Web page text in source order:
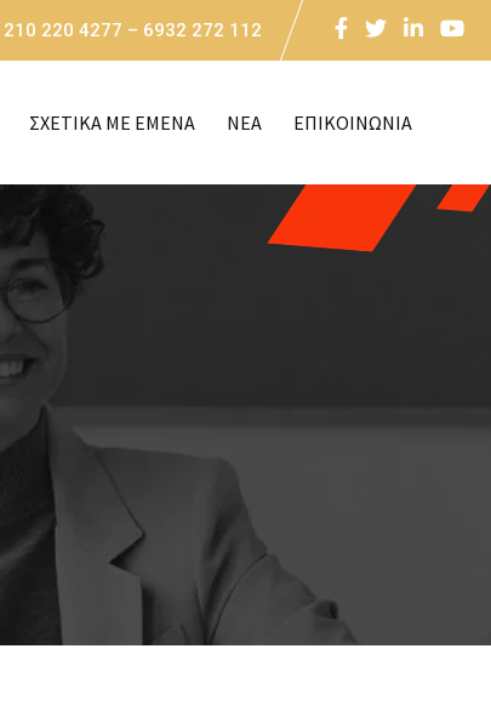
210 220 4277 – 6932 272 112
ΣΧΕΤΙΚΑ ΜΕ ΕΜΕΝΑ NEA ΕΠΙΚΟΙΝΩΝΙΑ